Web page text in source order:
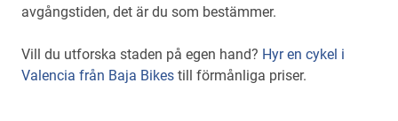
avgångstiden, det är du som bestämmer.
Vill du utforska staden på egen hand? Hyr en cykel i
Valencia från Baja Bikes till förmånliga priser.